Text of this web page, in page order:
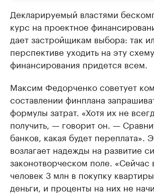
Декларируемый властями
курс на проектное
дает застройщикам выбора: так
перспективе уходить на эту схему
финансирования придется всем.
Максим Федорченко советует
составлении финплана
формулы затрат. «Хотя их не
получить, — говорит он. —
банков, какая будет переплата».
возлагает надежды на развитие
законотворческом поле. «Сейчас
человек 3 млн в покупку
деньги, и проценты на них не